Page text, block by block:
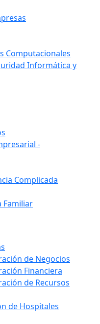
Computacionales
Informática y
-
Complicada
Familiar
de Negocios
Financiera
de Recursos
de Hospitales